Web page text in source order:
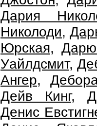
Дария
Николоди,
Юрская,
Уайлдсмит,
Ангер,
Дейв Кинг,
Денис